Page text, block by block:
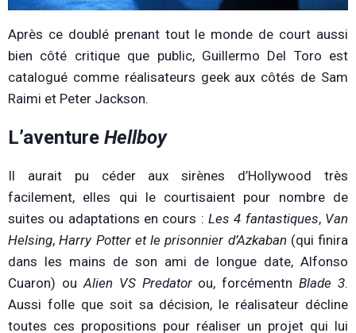
Après ce doublé prenant tout le monde de court aussi
bien côté critique que public, Guillermo Del Toro est
catalogué comme réalisateurs geek aux côtés de Sam
Raimi et Peter Jackson.
L’aventure Hellboy
Il aurait pu céder aux sirènes d’Hollywood très
facilement, elles qui le courtisaient pour nombre de
suites ou adaptations en cours : Les 4 fantastiques, Van
Helsing,Harry Potter et le prisonnier d’Azkaban (qui finira
dans les mains de son ami de longue date, Alfonso
Cuaron) ouAlien VS Predatorou, forcémentnBlade 3.
Aussi folle que soit sa décision, le réalisateur décline
toutes ces propositions pour réaliser un projet qui lui